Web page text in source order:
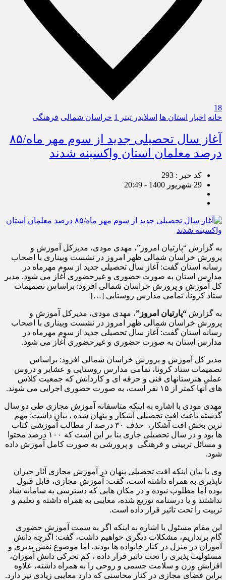
18
خانه اخبار استان ها اسلایدر تیتر 1 خراسان شمالی فرهنگی
آغاز سال تحصیلی جدید از سوم مهر ماه/۸۵
درصد معلمان استان واکسینه شدند
کد خبر : 293
29 شهریور 1400 - 20:49
به گزارش “پارتیان امروز”، مهدی مودی، مدیرکل آموزش و
پرورش خراسان شمالی ظهر امروز در نشست وبیناری با اصحاب
رسانه استان گفت: آغاز سال تحصیلی جدید از سوم مهرماه در
مدارس استان به صورت حضوری و غیرحضوری آغاز می شود. مدیر
کل آموزش و پرورش خراسان شمالی افزود: براساس تصمیمات
ستاد کرونا، تمامی مدارس روستایی […]
به گزارش “پارتیان امروز”، مهدی مودی، مدیرکل آموزش و
پرورش خراسان شمالی ظهر امروز در نشست وبیناری با اصحاب
رسانه استان گفت: آغاز سال تحصیلی جدید از سوم مهرماه در
مدارس استان به صورت حضوری و غیرحضوری آغاز می شود.
مدیر کل آموزش و پرورش خراسان شمالی افزود: براساس
تصمیمات ستاد کرونا، تمامی مدارس روستایی و عشایر و دروس
عملی هنرستانهای فنی و حرفه ای و کاردانش که جمعیت کلاس
های آنها کمتر از ۱۵ نفر است، به صورت حضوری اجرایی می شوند
.
مهدی مودی با اشاره به اینکه متاسفانه آموزش مجازی طی دو سال
گذشته باعث افت تحصیلی آشکار و پنهان شده ، بیان داشت: مهم
ترین بخش افت آشکار، حذف ۳۰ درصد از مطالب آموزشی کتاب
ها بود و در سال تحصیلی جاری بنا بر این است که ۱۰۰ درصد محتوا
و مسائل تربیتی و فرهنگی و پرورشی به صورت کامل آموزش داده
شود.
وی با بیان اینکه افت تحصیلی پنهان در آموزش مجازی آثار جبران
ناپذیری به همراه داشته است، گفت: آموزش مجازی، قابل قبول
بوده اما مطلوب نبوده و در مکان هایی که دسترسی به سامانه شاد
نداشتند و یا درسنامه توزیع شده، معایبی به همراه داشته و تعلیم و
تربیت را تحت تاثیر قرار داده است.
این مقام مسئول با اشاره به اینکه اگر به سمت آموزش حضوری
گام برنداریم، مشکلات دیگری خواهیم داشت، گفت: اگرچه دانش
آموزان در منزل در کنار خانواده ها بودند، اما موضوع نقش پذیری و
مسئولیت پذیری را تحت تاثیر قرار داده ، کم تحرکی دانش آموزان،
افزایش وزن و سلامت جسمی و روحی را به همراه داشته، علاوه
براین فضای مجازی در کنار محاسنی که دارد معایبی زیادی نیز دارد.